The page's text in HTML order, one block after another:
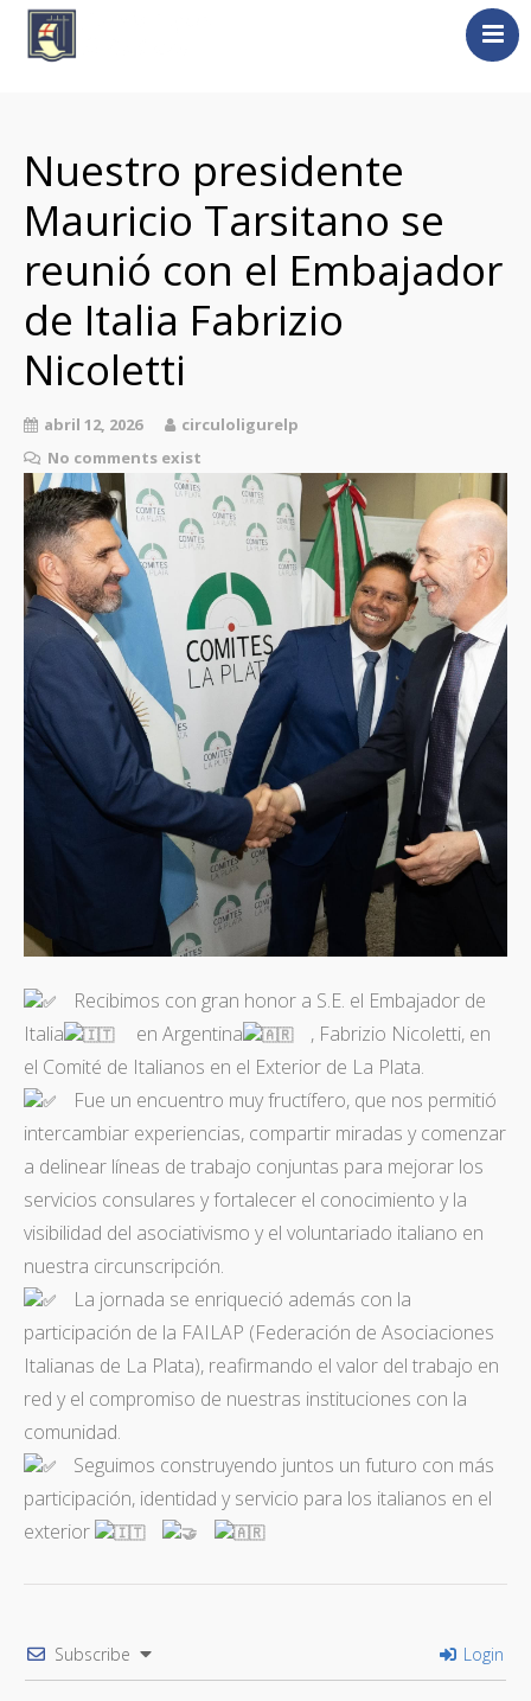
Liguria
Liguri nel Mondo
Universidad de Génova
Contacto
Italia / Italiano
Nuestro presidente
Mauricio Tarsitano se
reunió con el Embajador
de Italia Fabrizio
Nicoletti
abril 12, 2026
circuloligurelp
No comments exist
Recibimos con gran honor a S.E. el Embajador de
Italia
en Argentina
, Fabrizio Nicoletti, en
el Comité de Italianos en el Exterior de La Plata.
Fue un encuentro muy fructífero, que nos permitió
intercambiar experiencias, compartir miradas y comenzar
a delinear líneas de trabajo conjuntas para mejorar los
servicios consulares y fortalecer el conocimiento y la
visibilidad del asociativismo y el voluntariado italiano en
nuestra circunscripción.
La jornada se enriqueció además con la
participación de la FAILAP (Federación de Asociaciones
Italianas de La Plata), reafirmando el valor del trabajo en
red y el compromiso de nuestras instituciones con la
comunidad.
Seguimos construyendo juntos un futuro con más
participación, identidad y servicio para los italianos en el
exterior
Subscribe Login